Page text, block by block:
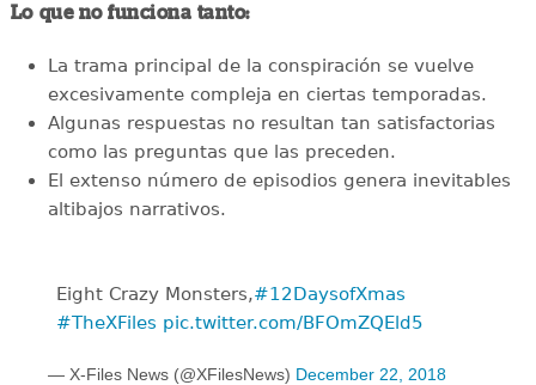
Lo que no funciona tanto:
La trama principal de la conspiración se vuelve
excesivamente compleja en ciertas temporadas.
Algunas respuestas no resultan tan satisfactorias
como las preguntas que las preceden.
El extenso número de episodios genera inevitables
altibajos narrativos.
Eight Crazy Monsters,#12DaysofXmas
#TheXFiles pic.twitter.com/BFOmZQEld5
— X-Files News (@XFilesNews) December 22, 2018